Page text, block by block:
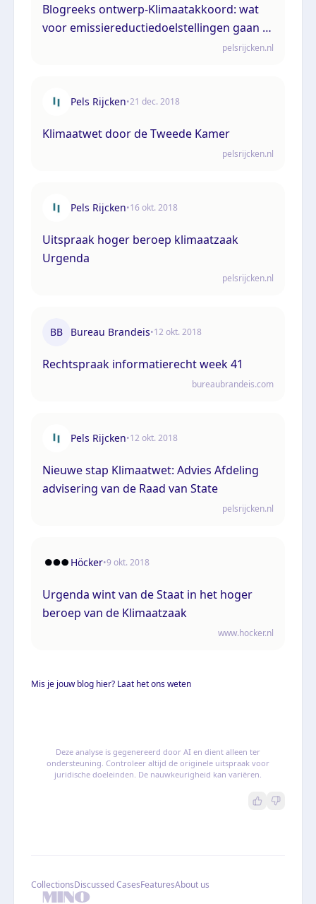
Blogreeks ontwerp-Klimaatakkoord: wat
voor emissiereductiedoelstellingen gaan er
pelsrijcken.nl
Pels Rijcken•21 dec. 2018
Klimaatwet door de Tweede Kamer
pelsrijcken.nl
Pels Rijcken•16 okt. 2018
Uitspraak hoger beroep klimaatzaak
Urgenda
pelsrijcken.nl
BB Bureau Brandeis•12 okt. 2018
Rechtspraak informatierecht week 41
bureaubrandeis.com
Pels Rijcken•12 okt. 2018
Nieuwe stap Klimaatwet: Advies Afdeling
advisering van de Raad van State
pelsrijcken.nl
Höcker•9 okt. 2018
Urgenda wint van de Staat in het hoger
beroep van de Klimaatzaak
www.hocker.nl
Mis je jouw blog hier? Laat het ons weten
Deze analyse is gegenereerd door AI en dient alleen ter
ondersteuning. Controleer altijd de originele uitspraak voor
juridische doeleinden. De nauwkeurigheid kan variëren.
CollectionsDiscussed CasesFeaturesAbout us